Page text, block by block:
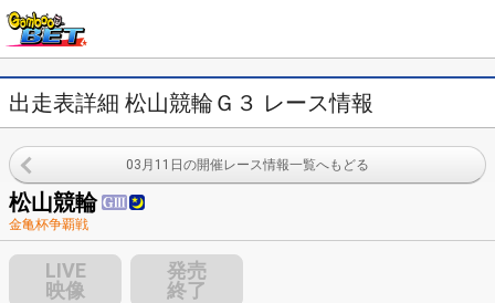
出走表詳細 松山競輪Ｇ３ レース情報
03月11日の開催レース情報一覧へもどる
松山競輪
金亀杯争覇戦
LIVE
映像
発売
終了